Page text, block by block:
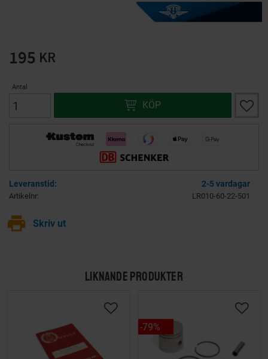
195 KR
Antal
KÖP Lägg
2-5 vardagar
Artikelnr LR010-60-22-501
print Skriv ut
LIKNANDE PRODUKTER
79%